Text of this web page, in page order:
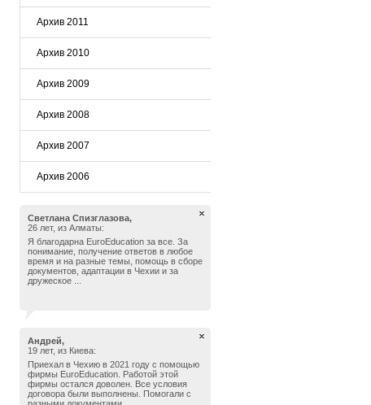
Архив 2011
Архив 2010
Архив 2009
Архив 2008
Архив 2007
Архив 2006
Светлана Спизглазова,
26 лет, из Алматы:
Я благодарна EuroEducation за все. За
понимание, получение ответов в любое
время и на разные темы, помощь в сборе
документов, адаптации в Чехии и за
дружеское ...
Андрей,
19 лет, из Киева:
Приехал в Чехию в 2021 году с помощью
фирмы EuroEducation. Работой этой
фирмы остался доволен. Все условия
договора были выполнены. Помогали с